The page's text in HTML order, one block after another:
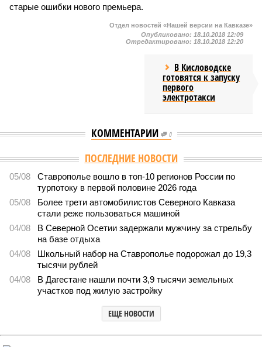
старые ошибки нового премьера.
Отдел новостей «Нашей версии на Кавказе»
Опубликовано: 18.10.2018 12:09
Отредактировано: 18.10.2018 12:20
В Кисловодске
готовятся к запуску
первого
электротакси
КОММЕНТАРИИ 0
ПОСЛЕДНИЕ НОВОСТИ
05/08
Ставрополье вошло в топ-10 регионов России по
турпотоку в первой половине 2026 года
05/08
Более трети автомобилистов Северного Кавказа
стали реже пользоваться машиной
04/08
В Северной Осетии задержали мужчину за стрельбу
на базе отдыха
04/08
Школьный набор на Ставрополье подорожал до 19,3
тысячи рублей
04/08
В Дагестане нашли почти 3,9 тысячи земельных
участков под жилую застройку
ЕЩЕ НОВОСТИ